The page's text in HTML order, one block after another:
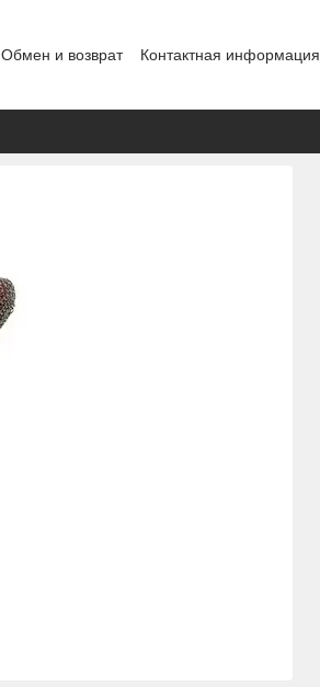
Обмен и возврат
Контактная информация